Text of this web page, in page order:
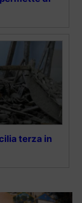
terza in